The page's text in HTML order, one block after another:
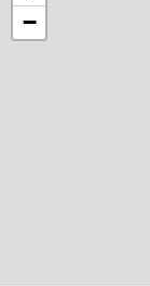
−